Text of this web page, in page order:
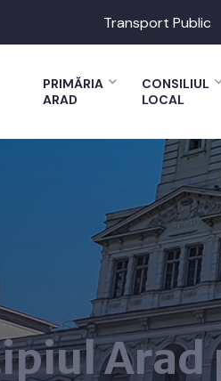
Transport Public
PRIMĂRIA
ARAD
CONSILIUL
LOCAL
Arad